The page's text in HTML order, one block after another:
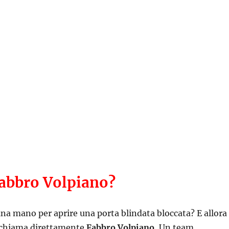
Volpiano?
mano per aprire una porta blindata bloccata? E allora